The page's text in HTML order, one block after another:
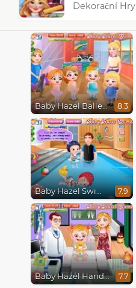
Dekorační Hry
Baby Hazel Ballerina Dance 8.3
Baby Hazel Swimming 7.9
Baby Hazel Hand Fracture 7.7